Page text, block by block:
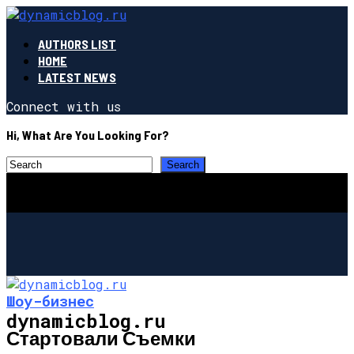
AUTHORS LIST
HOME
LATEST NEWS
Connect with us
Hi, What Are You Looking For?
dynamicblog.ru
Шоу-бизнес
Стартовали Съемки